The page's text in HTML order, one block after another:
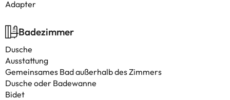
Adapter
Badezimmer
Dusche
Ausstattung
Gemeinsames Bad außerhalb des Zimmers
Dusche oder Badewanne
Bidet